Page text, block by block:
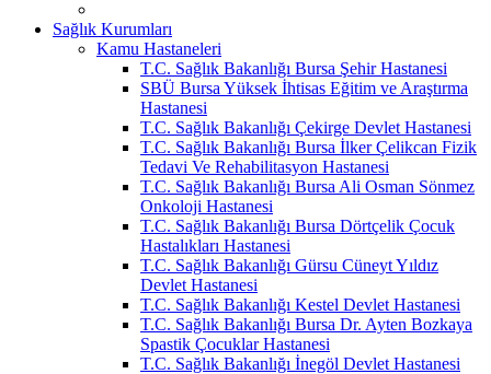
Sağlık Kurumları
Kamu Hastaneleri
T.C. Sağlık Bakanlığı Bursa Şehir Hastanesi
SBÜ Bursa Yüksek İhtisas Eğitim ve Araştırma
Hastanesi
T.C. Sağlık Bakanlığı Çekirge Devlet Hastanesi
T.C. Sağlık Bakanlığı Bursa İlker Çelikcan Fizik
Tedavi Ve Rehabilitasyon Hastanesi
T.C. Sağlık Bakanlığı Bursa Ali Osman Sönmez
Onkoloji Hastanesi
T.C. Sağlık Bakanlığı Bursa Dörtçelik Çocuk
Hastalıkları Hastanesi
T.C. Sağlık Bakanlığı Gürsu Cüneyt Yıldız
Devlet Hastanesi
T.C. Sağlık Bakanlığı Kestel Devlet Hastanesi
T.C. Sağlık Bakanlığı Bursa Dr. Ayten Bozkaya
Spastik Çocuklar Hastanesi
T.C. Sağlık Bakanlığı İnegöl Devlet Hastanesi